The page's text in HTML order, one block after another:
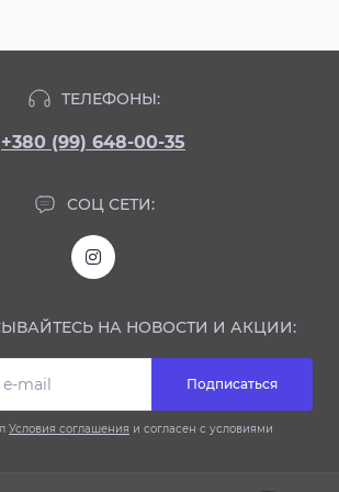
ТЕЛЕФОНЫ:
+380 (99) 648-00-35
СОЦ СЕТИ:
НА НОВОСТИ И АКЦИИ:
Подписаться
Условия соглашения и согласен с условиями